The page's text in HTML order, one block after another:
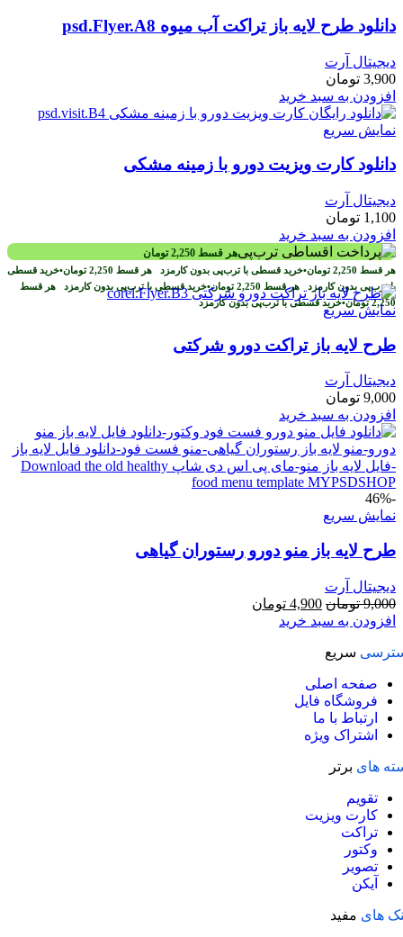
دانلود طرح لايه باز تراکت آب میوه psd.Flyer.A8
دیجیتال آرت
3,900 تومان
افزودن به سبد خرید
نمایش سریع
دانلود کارت ويزيت دورو با زمینه مشکی
دیجیتال آرت
1,100 تومان
افزودن به سبد خرید
هر قسط 2,250 تومان
هر قسط 2,250 تومان•خرید قسطی با ترب‌پی بدون کارمزد هر قسط 2,250 تومان•خرید قسطی
با ترب‌پی بدون کارمزد هر قسط 2,250 تومان•خرید قسطی با ترب‌پی بدون کارمزد هر قسط
2,250 تومان•خرید قسطی با ترب‌پی بدون کارمزدنمایش سریع
طرح لايه باز تراکت دورو شرکتی
دیجیتال آرت
9,000 تومان
افزودن به سبد خرید
-46%
نمایش سریع
طرح لایه باز منو دورو رستوران گیاهی
دیجیتال آرت
9,000 تومان قیمت
اصلی
4,900 تومان
افزودن به سبد خرید
سریع
صفحه اصلی
فروشگاه فایل
ارتباط با ما
اشتراک ویژه
های برتر
تقویم
کارت ویزیت
تراکت
وکتور
تصویر
آیکن
های مفید